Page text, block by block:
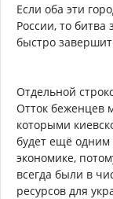
Если оба эти
России, то
быстро
Отдельной
Отток беженцев
которыми
будет ещё
экономике,
всегда были в
ресурсов для